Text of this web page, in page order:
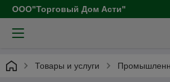
ООО"Торговый Дом Асти"
Товары и услуги